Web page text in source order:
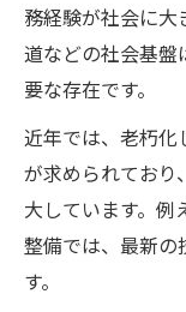
務経験が社会に
道などの社会基盤
要な存在です。
近年では、老朽化
が求められており
大しています。例
整備では、最新の
す。